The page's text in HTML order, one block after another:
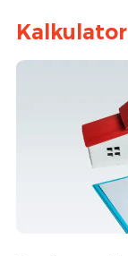
Kalkulator